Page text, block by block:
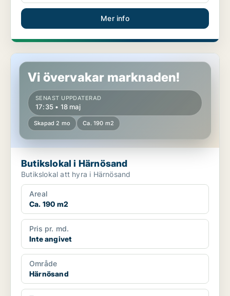
Mer info
Butikslokal i Härnösand
Vi övervakar marknaden!
SENAST UPPDATERAD
17:35 • 18 maj
Skapad 2 mo Ca. 190 m2
Butikslokal i Härnösand
Butikslokal att hyra i Härnösand
Areal
Ca. 190 m2
Pris pr. md.
Inte angivet
Område
Härnösand